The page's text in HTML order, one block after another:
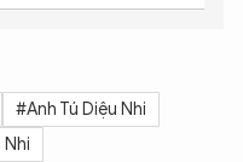
#Anh Tú Diệu Nhi